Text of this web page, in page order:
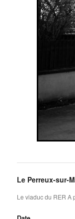
Le Perreux-sur-
Le viaduc du RER A